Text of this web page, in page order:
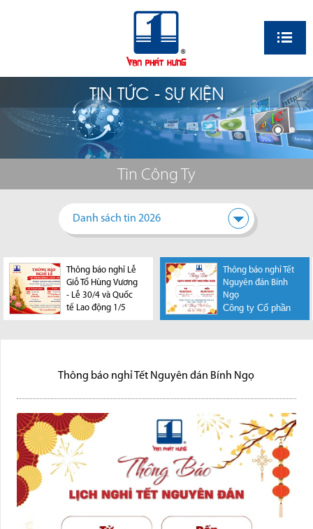
TIN TỨC - SỰ KIỆN
Tin Công Ty
Danh sách tin 2026
Thông báo nghỉ Lễ
Giỗ Tổ Hùng Vương
- Lễ 30/4 và Quốc
tế Lao động 1/5
Thông báo nghỉ Tết
Nguyên đán Bính
Ngọ
Công ty Cổ phần
Vạn Phát Hưng
Thông báo nghỉ Tết Nguyên đán Bính Ngọ